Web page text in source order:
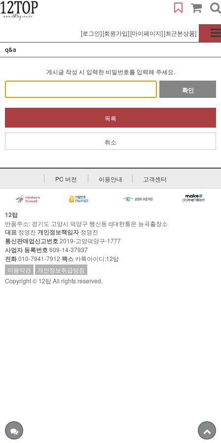
[로그인][회원가입][마이페이지][최근본상품]
q&a
게시글 작성 시 입력한 비밀번호를 입력해 주세요.
확인
목록
취소
PC 버전 이용안내 고객센터
12탑
반품주소: 경기도 고양시 덕양구 행신동 cj대한통운 능곡출장소
대표 정영진 개인정보책임자정영진
통신판매업신고번호2019-고양덕양구-1777
사업자 등록번호609-14-37937
전화010-7941-7912 팩스 카톡아이디:12탑
이용약관
개인정보취급방침
Copyright © 12탑 All rights reserved.